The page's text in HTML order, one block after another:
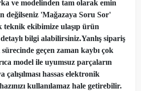
ve modelinden tam olarak emin
değilseniz 'Mağazaya Soru Sor'
teknik ekibimize ulaşıp ürün
bilgi alabilirsiniz.Yanlış sipariş
geçen zaman kaybı çok
model ile uyumsuz parçaların
hassas elektronik
kullanılamaz hale getirebilir.